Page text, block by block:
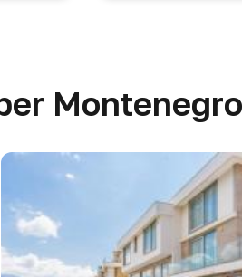
Montenegro